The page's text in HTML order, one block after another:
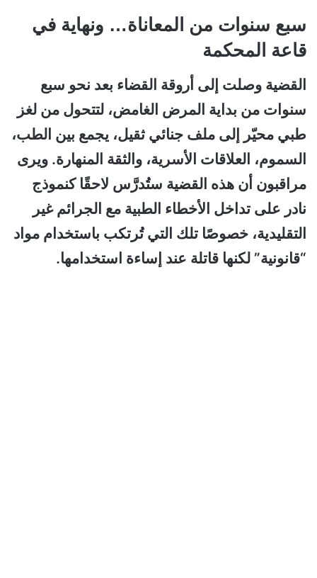
سبع سنوات من المعاناة… ونهاية في
قاعة المحكمة
القضية وصلت إلى أروقة القضاء بعد نحو سبع
سنوات من بداية المرض الغامض، لتتحول من لغز
طبي محيّر إلى ملف جنائي ثقيل، يجمع بين الطب،
السموم، العلاقات الأسرية، والثقة المنهارة. ويرى
مراقبون أن هذه القضية ستُدرَّس لاحقًا كنموذج
نادر على تداخل الأخطاء الطبية مع الجرائم غير
التقليدية، خصوصًا تلك التي تُرتكب باستخدام مواد
“قانونية” لكنها قاتلة عند إساءة استخدامها.